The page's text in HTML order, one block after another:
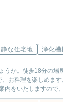
静な住宅地 浄化槽
か。徒歩18分の場
お料理を楽しめま
内をいたしますので